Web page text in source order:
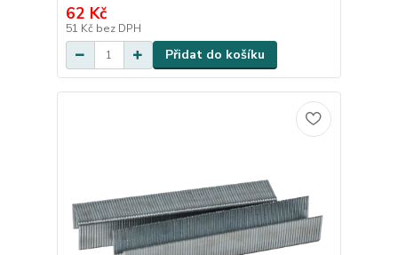
62 Kč
51 Kč bez DPH
Přidat do košíku